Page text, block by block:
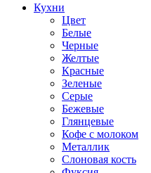
Кухни
Цвет
Белые
Черные
Желтые
Красные
Зеленые
Серые
Бежевые
Глянцевые
Кофе с молоком
Металлик
Слоновая кость